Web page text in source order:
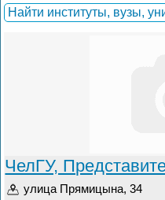
Найти институты, вузы,
ЧелГУ,
улица Прямицына, 34